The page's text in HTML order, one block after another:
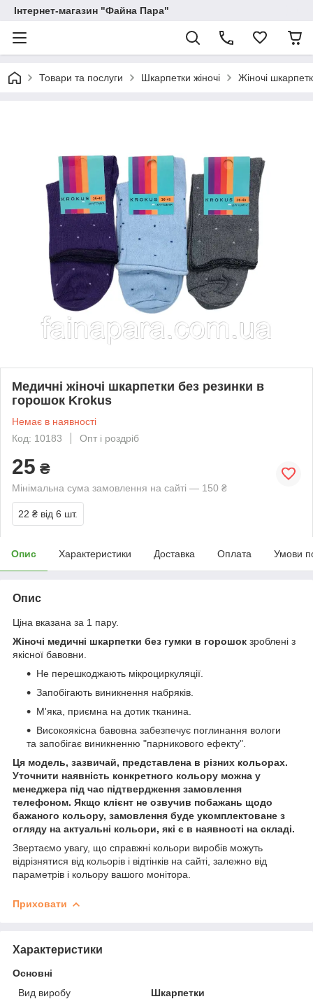
Інтернет-магазин "Файна Пара"
Товари та послуги Шкарпетки жіночі Жіночі
Медичні жіночі шкарпетки без резинки в
горошок Krokus
Немає в наявності
Код: 10183
Опт і роздріб
25 ₴
Мінімальна сума замовлення на сайті — 150 ₴
22 ₴ від 6 шт.
Опис Характеристики Доставка Оплата Умови
Опис
Ціна вказана за 1 пару.
Жіночі медичні шкарпетки без гумки в горошок зроблені з
якісної бавовни.
Не перешкоджають мікроциркуляції.
Запобігають виникнення набряків.
М'яка, приємна на дотик тканина.
Високоякісна бавовна забезпечує поглинання вологи
та запобігає виникненню "парникового ефекту".
Ця модель, зазвичай, представлена в різних кольорах.
Уточнити наявність конкретного кольору можна у
менеджера під час підтвердження замовлення
телефоном. Якщо клієнт не озвучив побажань щодо
бажаного кольору, замовлення буде укомплектоване з
огляду на актуальні кольори, які є в наявності на складі.
Звертаємо увагу, що справжні кольори виробів можуть
відрізнятися від кольорів і відтінків на сайті, залежно від
параметрів і кольору вашого монітора.
Приховати
Характеристики
Основні
Вид виробу
Шкарпетки